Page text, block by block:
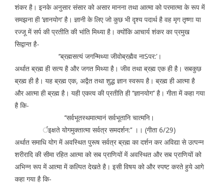
शंकर है। इनके अनुसार संसार को असार मानना तथा आत्मा को परमात्मा के रूप में
समझना ही ‘ज्ञानयोग’ है। ज्ञानी के लिए जो कुछ भी दृश्य पदार्थ है वह मृग तृष्णा या
रज्जू में सर्प की प्रतीति की भांति मिथ्या है। क्योंकि आचार्य शंकर का प्रमुख
सिद्वान्त है-
‘‘ब्रह्मसत्यं जगन्मिथ्या जीवोब्रह्मैव नाSपर:’।
अर्थात ब्रह्म ही सत्य है और जगत मिथ्या है। जीव तथा ब्रह्म एक ही है। सबकुछ
ब्रह्म ही है। यह ब्रह्म एक, अद्वैत तथा शुद्ध ज्ञान स्वरूप है। ब्रह्म ही आत्मा है
और आत्मा ही ब्रह्म है। यही एकत्व की प्रतीति ही ‘‘ज्ञानयोग’’ है। गीता में कहा गया
है कि-
‘‘सर्वभूतस्थमात्मानं सर्वभूतानि चात्मनि।
र्इक्षते योगमुक्तात्मा सर्वत्र समदर्शन:’’ ।। (गीता 6/29)
अर्थात समाधि योग में अवस्थित पुरूष सर्वत्र ब्रह्म का दर्शन कर अविद्या से उत्पन्न
शरीरादि की सीमा रहित आत्मा को सब प्राणियों में अवस्थित और सब प्राणियों को
अभिन्न रूप में आत्मा में कल्पित देखते है। इसी विषय को और स्पष्ट करते हुये आगे
कहा गया है कि-